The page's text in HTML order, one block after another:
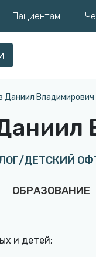
Пациентам
Даниил Владимирович
ДЕТСКИЙ
ОБРАЗОВАНИЕ
и детей;